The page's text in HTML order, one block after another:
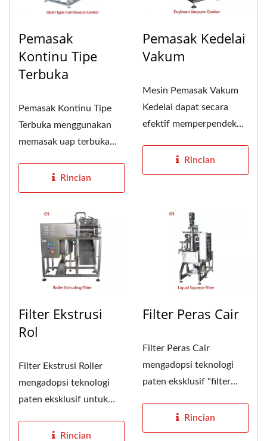
Pemasak
Kontinu Tipe
Terbuka
Pemasak Kontinu Tipe
Terbuka menggunakan
memasak uap terbuka
bau kacang...Rincian
Pemasak Kedelai
Vakum
Mesin Pemasak Vakum
Kedelai dapat secara
efektif memperpendek
kedelai dalam...
Rincian
Filter Ekstrusi
Rol
Filter Ekstrusi Roller
mengadopsi teknologi
paten eksklusif untuk
Rincian
Filter Peras Cair
Filter Peras Cair
mengadopsi teknologi
paten eksklusif "filter
Sistem...
Rincian